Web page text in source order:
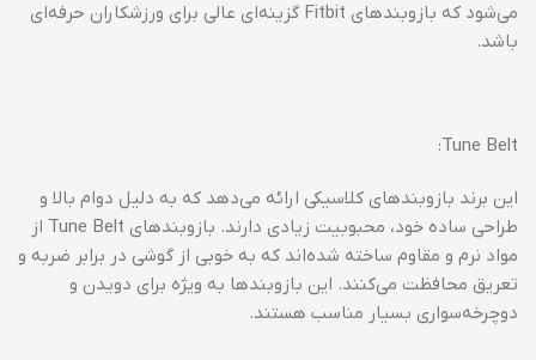
می‌شود که بازوبندهای Fitbit گزینه‌ای عالی برای ورزشکاران حرفه‌ای
باشد.
Tune Belt:
این برند بازوبندهای کلاسیکی ارائه می‌دهد که به دلیل دوام بالا و
طراحی ساده خود، محبوبیت زیادی دارند. بازوبندهای Tune Belt از
مواد نرم و مقاوم ساخته شده‌اند که به خوبی از گوشی در برابر ضربه و
تعریق محافظت می‌کنند. این بازوبندها به ویژه برای دویدن و
دوچرخه‌سواری بسیار مناسب هستند.